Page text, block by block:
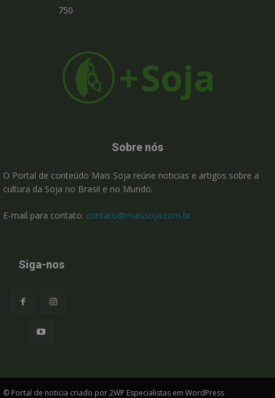
750
Sobre nós
O Portal de conteúdo Mais Soja reúne noticias e artigos sobre a
cultura da Soja no Brasil e no Mundo.
E-mail para contato: contato@maissoja.com.br
Siga-nos
© Portal de noticia criado por 2WP Especialistas em WordPress